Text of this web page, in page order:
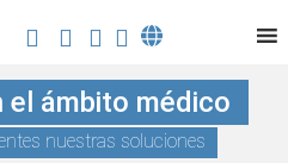
el ámbito médico
nuestras soluciones